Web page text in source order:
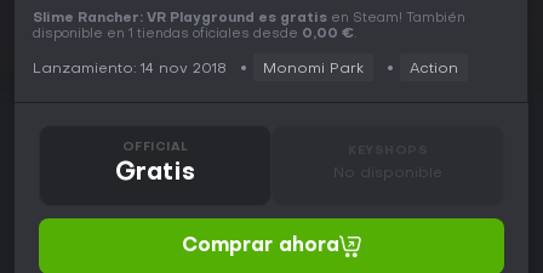
Slime Rancher: VR Playground es gratis en Steam! También
disponible en 1 tiendas oficiales desde 0,00 €.
Lanzamiento: 14 nov 2018 Monomi Park Action
OFFICIAL
Gratis No disponible
Comprar ahora